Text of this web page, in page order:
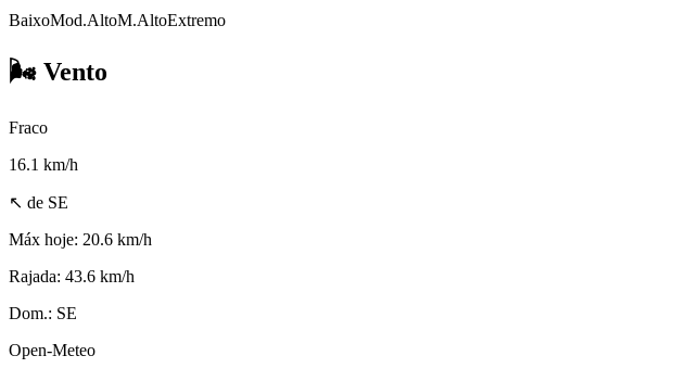
BaixoMod.AltoM.AltoExtremo
🌬️ Vento
Fraco
16.1 km/h
↖ de SE
Máx hoje: 20.6 km/h
Rajada: 43.6 km/h
Dom.: SE
Open-Meteo